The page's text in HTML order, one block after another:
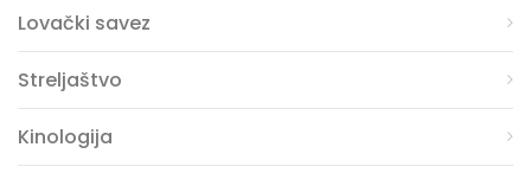
Lovački savez
Streljaštvo
Kinologija